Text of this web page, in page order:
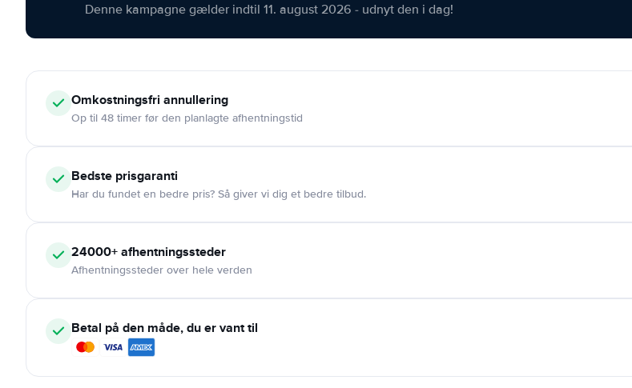
Denne kampagne gælder indtil 11. august 2026 - udnyt den i dag!
Omkostningsfri annullering
Op til 48 timer før den planlagte afhentningstid
Bedste prisgaranti
Har du fundet en bedre pris? Så giver vi dig et bedre tilbud.
24000+afhentningssteder
Afhentningssteder over hele verden
Betal på den måde, du er vant til